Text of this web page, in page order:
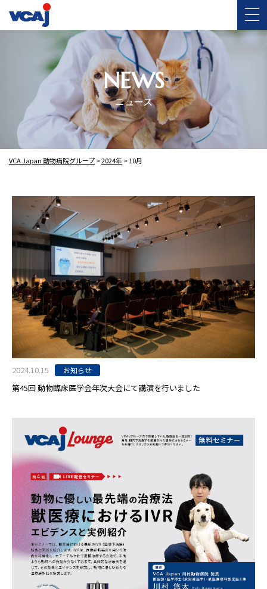
NEWS
ニュース
VCA Japan 動物病院グループ>2024年 >10月
2024.10.15 お知らせ
第45回 動物臨床医学会年次大会にて講演を行いました